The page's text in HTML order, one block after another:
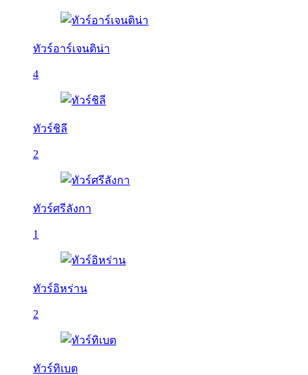
ทัวร์อาร์เจนติน่า
4
ทัวร์ชิลี
2
ทัวร์ศรีลังกา
1
ทัวร์อิหร่าน
2
ทัวร์ทิเบต